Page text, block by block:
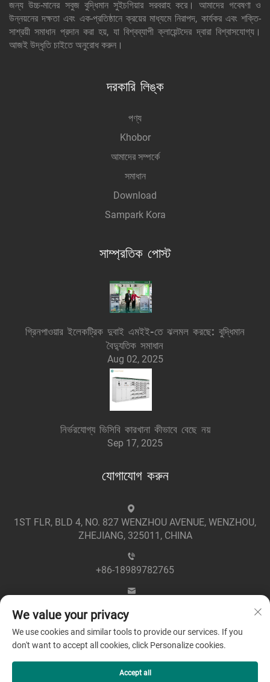
জন্য উচ্চ-মানের সবুজ বুদ্ধিমান সুইচগিয়ার সরবরাহ করে। আমাদের গবেষণা ও
উন্নয়নের দক্ষতা এবং এক-প্রতিষ্ঠানে ক্রয়ের মাধ্যমে নিরাপদ, কার্যকর এবং শক্তি-
সাশ্রয়ী সমাধান প্রদান করা হয়, যা বিশ্বব্যাপী ক্লায়েন্টদের দ্বারা বিশ্বাসযোগ্য।
আজই উদ্ধৃতি চাইতে অনুরোধ করুন।
দরকারি লিঙ্ক
পণ্য
Khobor
আমাদের সম্পর্কে
সমাধান
Download
Sampark Kora
সাম্প্রতিক পোস্ট
গ্রিনপাওয়ার ইলেকট্রিক দুবাই এমইই-তে ঝলমল করছে: বুদ্ধিমান
বৈদ্যুতিক সমাধান
Aug 02, 2025
নির্ভরযোগ্য ভিসিবি কারখানা কীভাবে বেছে নয়
Sep 17, 2025
যোগাযোগ করুন
1ST FLR, BLD 4, NO. 827 WENZHOU AVENUE, WENZHOU,
ZHEJIANG, 325011, CHINA
+86-18989782765
We value your privacy
We use cookies and similar tools to provide our services. If you
don't want to accept all cookies, click Personalize cookies.
Accept all